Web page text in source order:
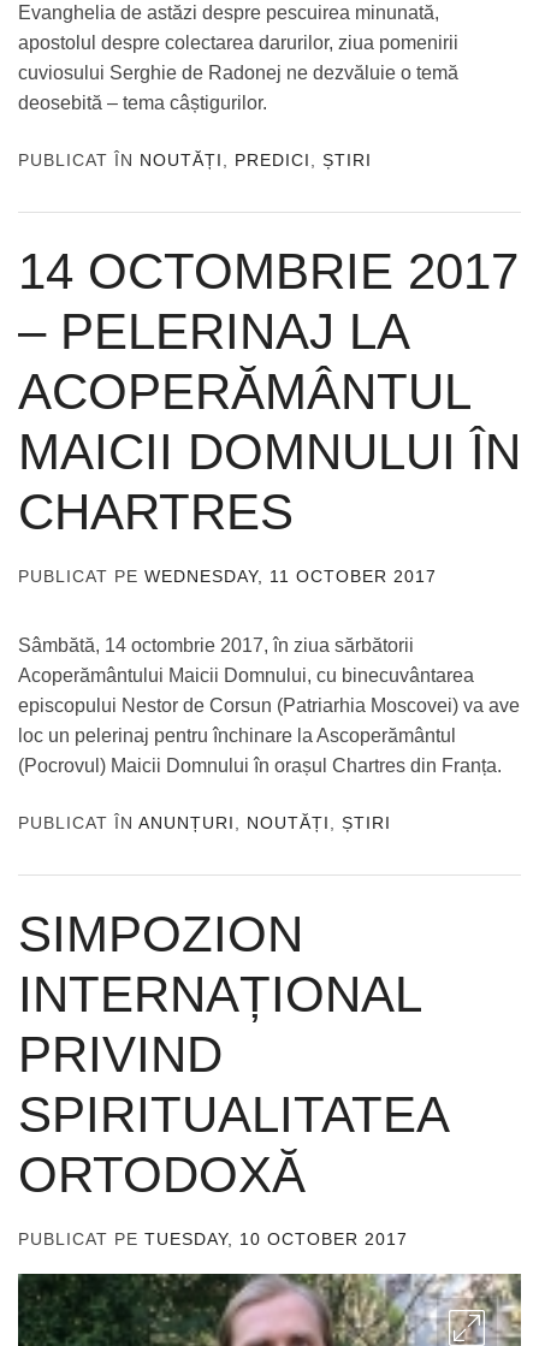
Evanghelia de astăzi despre pescuirea minunată,
apostolul despre colectarea darurilor, ziua pomenirii
cuviosului Serghie de Radonej ne dezvăluie o temă
deosebită – tema câștigurilor.
PUBLICAT ÎN NOUTĂȚI, PREDICI, ȘTIRI
14 OCTOMBRIE 2017
– PELERINAJ LA
ACOPERĂMÂNTUL
MAICII DOMNULUI ÎN
CHARTRES
PUBLICAT PE WEDNESDAY, 11 OCTOBER 2017
Sâmbătă, 14 octombrie 2017, în ziua sărbătorii
Acoperământului Maicii Domnului, cu binecuvântarea
episcopului Nestor de Corsun (Patriarhia Moscovei) va ave
loc un pelerinaj pentru închinare la Ascoperământul
(Pocrovul) Maicii Domnului în orașul Chartres din Franța.
PUBLICAT ÎN ANUNȚURI, NOUTĂȚI, ȘTIRI
SIMPOZION
INTERNAȚIONAL
PRIVIND
SPIRITUALITATEA
ORTODOXĂ
PUBLICAT PE TUESDAY, 10 OCTOBER 2017